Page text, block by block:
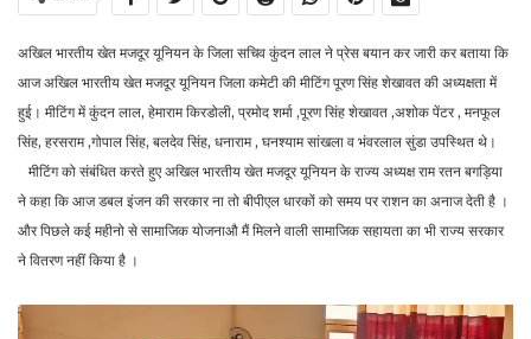
अखिल भारतीय खेत मजदूर यूनियन के जिला सचिव कुंदन लाल ने प्रेस बयान कर जारी कर बताया कि
आज अखिल भारतीय खेत मजदूर यूनियन जिला कमेटी की मीटिंग पूरण सिंह शेखावत की अध्यक्षता में
हुई। मीटिंग में कुंदन लाल, हेमाराम किरडोली, प्रमोद शर्मा ,पूरण सिंह शेखावत ,अशोक पेंटर , मनफूल
सिंह, हरसराम ,गोपाल सिंह, बलदेव सिंह, धनाराम , घनश्याम सांखला व भंवरलाल सुंडा उपस्थित थे।
मीटिंग को संबंधित करते हुए अखिल भारतीय खेत मजदूर यूनियन के राज्य अध्यक्ष राम रतन बगड़िया
ने कहा कि आज डबल इंजन की सरकार ना तो बीपीएल धारकों को समय पर राशन का अनाज देती है ।
और पिछले कई महीनो से सामाजिक योजनाऔ मैं मिलने वाली सामाजिक सहायता का भी राज्य सरकार
ने वितरण नहीं किया है ।